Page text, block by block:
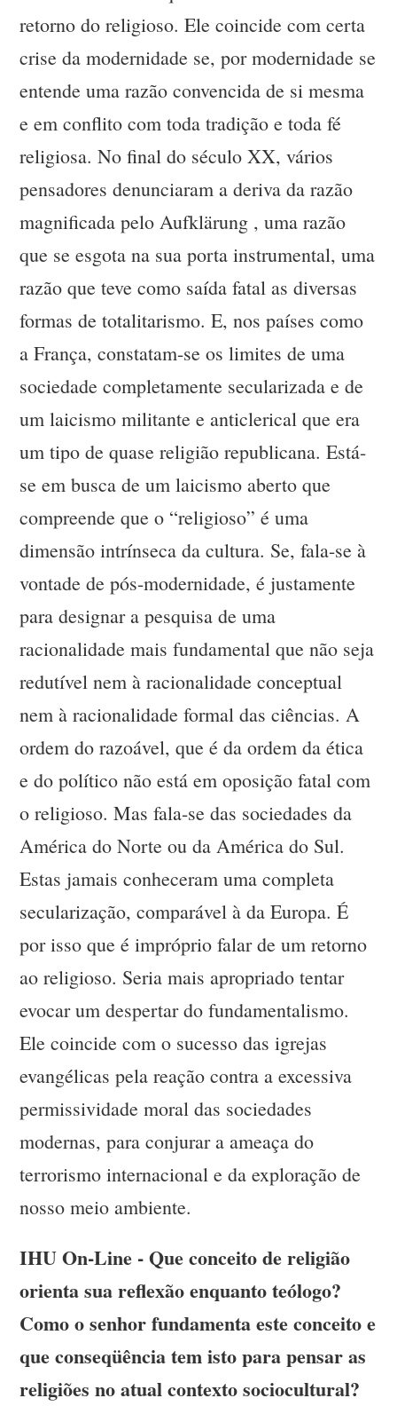
retorno do religioso. Ele coincide com certa
crise da modernidade se, por modernidade se
entende uma razão convencida de si mesma
e em conflito com toda tradição e toda fé
religiosa. No final do século XX, vários
pensadores denunciaram a deriva da razão
magnificada pelo Aufklärung , uma razão
que se esgota na sua porta instrumental, uma
razão que teve como saída fatal as diversas
formas de totalitarismo. E, nos países como
a França, constatam-se os limites de uma
sociedade completamente secularizada e de
um laicismo militante e anticlerical que era
um tipo de quase religião republicana. Está-
se em busca de um laicismo aberto que
compreende que o “religioso” é uma
dimensão intrínseca da cultura. Se, fala-se à
vontade de pós-modernidade, é justamente
para designar a pesquisa de uma
racionalidade mais fundamental que não seja
redutível nem à racionalidade conceptual
nem à racionalidade formal das ciências. A
ordem do razoável, que é da ordem da ética
e do político não está em oposição fatal com
o religioso. Mas fala-se das sociedades da
América do Norte ou da América do Sul.
Estas jamais conheceram uma completa
secularização, comparável à da Europa. É
por isso que é impróprio falar de um retorno
ao religioso. Seria mais apropriado tentar
evocar um despertar do fundamentalismo.
Ele coincide com o sucesso das igrejas
evangélicas pela reação contra a excessiva
permissividade moral das sociedades
modernas, para conjurar a ameaça do
terrorismo internacional e da exploração de
nosso meio ambiente.
IHU On-Line - Que conceito de religião
orienta sua reflexão enquanto teólogo?
Como o senhor fundamenta este conceito e
que conseqüência tem isto para pensar as
religiões no atual contexto sociocultural?